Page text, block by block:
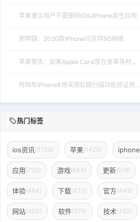
苹果建议用户不要删除iOS/iPhone原生应用
郭明錤：2020款iPhone均支持5G网络
苹果警告：如果Apple Card放在皮革等材...
传明年iPhone8将采用虹膜扫描功能验证用...
热门标签
ios资讯 (3108) 苹果(1426) iphone
应用(735) 游戏(644) 更新(519)
体验(484) 下载(473) 官方(445)
网站(400) 软件(379) 技术(352)